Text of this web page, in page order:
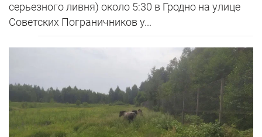
серьезного ливня) около 5:30 в Гродно на улице
Советских Пограничников у...